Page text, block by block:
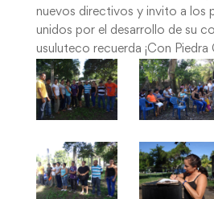
nuevos directivos y invito a los
unidos por el desarrollo de su
usuluteco recuerda ¡Con Piedra